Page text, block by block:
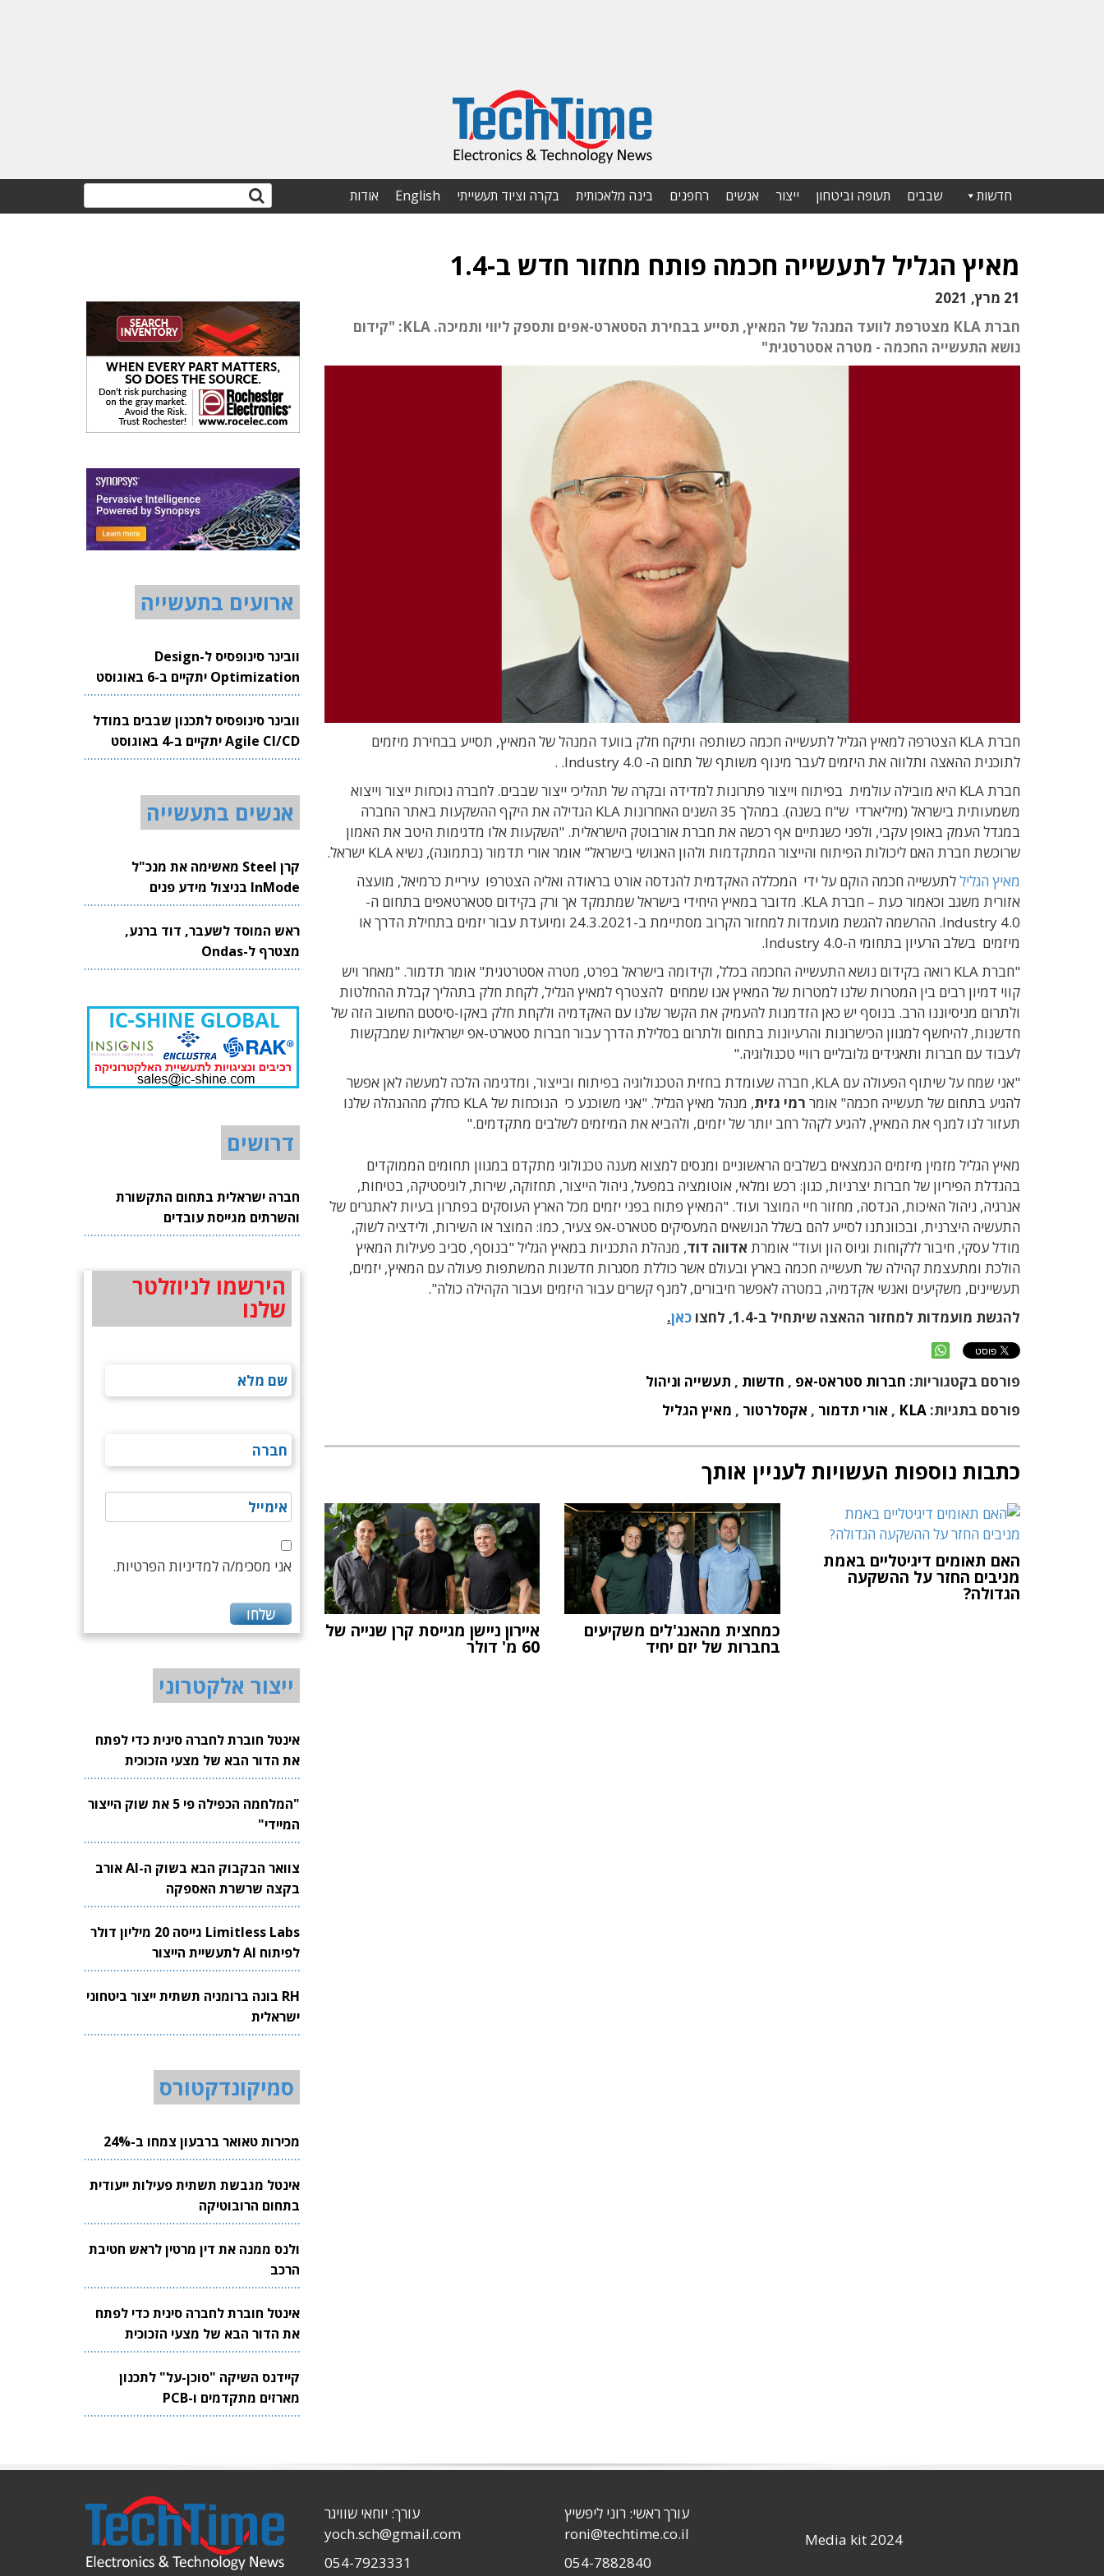
חדשות שבבים תעופה וביטחון ייצור אנשים רחפנים בינה מלאכותית בקרה וציוד תעשייתי English אודות
מאיץ הגליל לתעשייה חכמה פותח מחזור חדש ב-1.4
21 מרץ, 2021
חברת KLA מצטרפת לוועד המנהל של המאיץ, תסייע בבחירת הסטארט-אפים ותספק ליווי ותמיכה. KLA: "קידום
נושא התעשייה החכמה - מטרה אסטרטגית"
חברת KLA הצטרפה למאיץ הגליל לתעשייה חכמה כשותפה ותיקח חלק בוועד המנהל של המאיץ, תסייע בבחירת מיזמים
לתוכנית ההאצה ותלווה את היזמים לעבר מינוף משותף של תחום ה- Industry 4.0. .
חברת KLA היא מובילה עולמית בפיתוח וייצור פתרונות למדידה ובקרה של תהליכי ייצור שבבים. לחברה נוכחות ייצור וייצוא
משמעותית בישראל (מיליארדי ש"ח בשנה). במהלך 35 השנים האחרונות KLA הגדילה את היקף ההשקעות באתר החברה
במגדל העמק באופן עקבי, ולפני כשנתיים אף רכשה את חברת אורבוטק הישראלית. "השקעות אלו מדגימות היטב את האמון
שרוכשת חברת האם ליכולות הפיתוח והייצור המתקדמות ולהון האנושי בישראל" אומר אורי תדמור (בתמונה), נשיא KLA ישראל.
מאיץ הגליללתעשייה חכמה הוקם על ידי המכללה האקדמית להנדסה אורט בראודה ואליה הצטרפו עיריית כרמיאל, מועצה
אזורית משגב וכאמור כעת – חברת KLA. מדובר במאיץ היחידי בישראל שמתמקד אך ורק בקידום סטארטאפים בתחום ה-
Industry 4.0. ההרשמה להגשת מועמדות למחזור הקרוב מסתיימת ב-24.3.2021 ומיועדת עבור יזמים בתחילת הדרך או
מיזמים בשלב הרעיון בתחומי ה-Industry 4.0.
"חברת KLA רואה בקידום נושא התעשייה החכמה בכלל, וקידומה בישראל בפרט, מטרה אסטרטגית" אומר תדמור. "מאחר ויש
קווי דמיון רבים בין המטרות שלנו למטרות של המאיץ אנו שמחים להצטרף למאיץ הגליל, לקחת חלק בתהליך קבלת ההחלטות
ולתרום מניסיוננו הרב. בנוסף יש כאן הזדמנות להעמיק את הקשר שלנו עם האקדמיה ולקחת חלק באקו-סיסטם החשוב הזה של
חדשנות, להיחשף למגוון הכישרונות והרעיונות בתחום ולתרום בסלילת הדרך עבור חברות סטארט-אפ ישראליות שמבקשות
לעבוד עם חברות ותאגידים גלובליים רוויי טכנולוגיה."
"אני שמח על שיתוף הפעולה עם KLA, חברה שעומדת בחזית הטכנולוגיה בפיתוח ובייצור, ומדגימה הלכה למעשה לאן אפשר
להגיע בתחום של תעשייה חכמה" אומר רמי גזית
, מנהל מאיץ הגליל. "אני משוכנע כי הנוכחות של KLA כחלק מההנהלה שלנו
תעזור לנו למנף את המאיץ, להגיע לקהל רחב יותר של יזמים, ולהביא את המיזמים לשלבים מתקדמים."
מאיץ הגליל מזמין מיזמים הנמצאים בשלבים הראשוניים ומנסים למצוא מענה טכנולוגי מתקדם במגוון תחומים הממוקדים
בהגדלת הפיריון של חברות יצרניות, כגון: רכש ומלאי, אוטומציה במפעל, ניהול הייצור, תחזוקה, שירות, לוגיסטיקה, בטיחות,
אנרגיה, ניהול האיכות, הנדסה, מחזור חיי המוצר ועוד. "המאיץ פתוח בפני יזמים מכל הארץ העוסקים בפתרון בעיות לאתגרים של
התעשיה היצרנית, ובכוונתנו לסייע להם בשלל הנושאים המעסיקים סטארט-אפ צעיר, כמו: המוצר או השירות, ולידציה לשוק,
מודל עסקי, חיבור ללקוחות וגיוס הון ועוד" אומרת אדווה דוד, מנהלת התכניות במאיץ הגליל "בנוסף, סביב פעילות המאיץ
הולכת ומתעצמת קהילה של תעשייה חכמה בארץ ובעולם אשר כוללת מסגרות חדשנות המשתפות פעולה עם המאיץ, יזמים,
תעשיינים, משקיעים ואנשי אקדמיה, במטרה לאפשר חיבורים, למנף קשרים עבור היזמים ועבור הקהילה כולה".
להגשת מועמדות למחזור ההאצה שיתחיל ב-1.4, לחצו כאן.
פורסם בקטגוריות: חברות סטראט-אפ , חדשות , תעשייה וניהול
פורסם בתגיות: KLA
, אורי תדמור , אקסלרטור , מאיץ הגליל
כתבות נוספות העשויות לעניין אותך
האם תאומים דיגיטליים באמת
מניבים החזר על ההשקעה
הגדולה?
כמחצית מהאנג'לים משקיעים
בחברות של יזם יחיד
איירון ניישן מגייסת קרן שנייה של
60 מ' דולר
ארועים בתעשייה
וובינר סינופסיס ל-Design
Optimization יתקיים ב-6 באוגוסט
2026
וובינר סינופסיס לתכנון שבבים במודל
Agile CI/CD יתקיים ב-4 באוגוסט
2026
אנשים בתעשייה
קרן Steel מאשימה את מנכ"ל
InMode בניצול מידע פנים
ראש המוסד לשעבר, דוד ברנע,
מצטרף ל-Ondas
דרושים
חברה ישראלית בתחום התקשורת
והשרתים מגייסת עובדים
הירשמו לניוזלטר
שלנו
אני מסכימ/ה למדיניות הפרטיות.
ייצור אלקטרוני
אינטל חוברת לחברה סינית כדי לפתח
את הדור הבא של מצעי הזכוכית
לשבבים
"המלחמה הכפילה פי 5 את שוק הייצור
המיידי"
צוואר הבקבוק הבא בשוק ה-AI אורב
בקצה שרשרת האספקה
Limitless Labs גייסה 20 מיליון דולר
לפיתוח AI לתעשיית הייצור
RH בונה ברומניה תשתית ייצור ביטחוני
ישראלית
סמיקונדקטורס
מכירות טאואר ברבעון צמחו ב-24%
אינטל מגבשת תשתית פעילות ייעודית
בתחום הרובוטיקה
ולנס ממנה את דין מרטין לראש חטיבת
הרכב
אינטל חוברת לחברה סינית כדי לפתח
את הדור הבא של מצעי הזכוכית
לשבבים
קיידנס השיקה "סוכן-על" לתכנון
מארזים מתקדמים ו-PCB
Media kit 2024
עורך ראשי: רוני ליפשיץ
roni@techtime.co.il
054-7882840
עורך: יוחאי שוויגר
yoch.sch@gmail.com
054-7923331